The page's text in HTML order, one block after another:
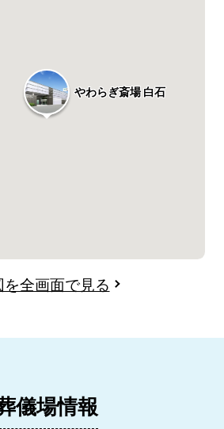
やわらぎ斎場 白石
を全画面で見る
儀場情報